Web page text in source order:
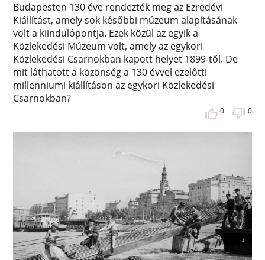
Budapesten 130 éve rendezték meg az Ezredévi
Kiállítást, amely sok későbbi múzeum alapításának
volt a kiindulópontja. Ezek közül az egyik a
Közlekedési Múzeum volt, amely az egykori
Közlekedési Csarnokban kapott helyet 1899-től. De
mit láthatott a közönség a 130 évvel ezelőtti
millenniumi kiállításon az egykori Közlekedési
Csarnokban?
0 0